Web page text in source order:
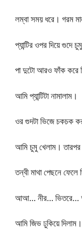
লম্বা সময় ধরে। গরম
প্যান্টির ওপর দিয়ে গুদে
পা দুটো আরও ফাঁক করে
আমি প্যান্টিটা নামালাম।
ওর গুদটা ভিজে চকচক
আমি চুমু খেলাম। তারপর
তন্বী মাথা পেছনে
আআ… নীর…
আমি জিভ ঢুকিয়ে দিলাম।